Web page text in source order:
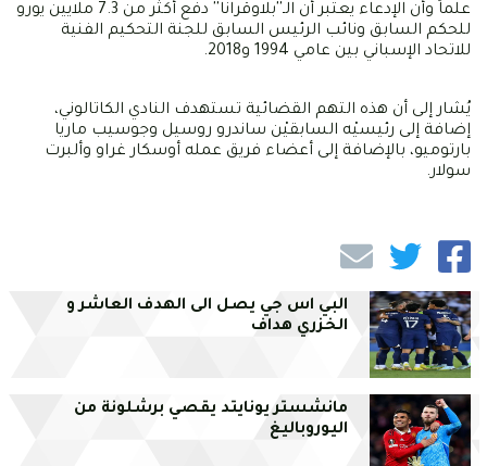
علماً وأن الإدعاء يعتبر أن الـ''بلاوقرانا'' دفع أكثر من 7.3 ملايين يورو
للحكم السابق ونائب الرئيس السابق للجنة التحكيم الفنية
للاتحاد الإسباني بين عامي 1994 و2018.
يُشار إلى أن هذه التهم القضائية تستهدف النادي الكاتالوني،
إضافة إلى رئيسيْه السابقيْن ساندرو روسيل وجوسيب ماريا
بارتوميو، بالإضافة إلى أعضاء فريق عمله أوسكار غراو وألبرت
سولار.
البي اس جي يصل الى الهدف العاشر و
الخزري هداف
مانشستر يونايتد يقصي برشلونة من
اليوروباليغ